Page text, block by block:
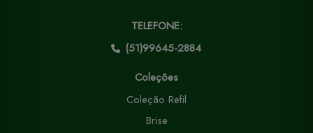
TELEFONE:
(51)99645-2884
Coleções
Coleção Refil
Brise